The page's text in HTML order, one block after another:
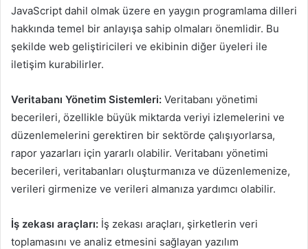
JavaScript dahil olmak üzere en yaygın programlama dilleri
hakkında temel bir anlayışa sahip olmaları önemlidir. Bu
şekilde web geliştiricileri ve ekibinin diğer üyeleri ile
iletişim kurabilirler.
Veritabanı Yönetim Sistemleri: Veritabanı yönetimi
becerileri, özellikle büyük miktarda veriyi izlemelerini ve
düzenlemelerini gerektiren bir sektörde çalışıyorlarsa,
rapor yazarları için yararlı olabilir. Veritabanı yönetimi
becerileri, veritabanları oluşturmanıza ve düzenlemenize,
verileri girmenize ve verileri almanıza yardımcı olabilir.
İş zekası araçları: İş zekası araçları, şirketlerin veri
toplamasını ve analiz etmesini sağlayan yazılım